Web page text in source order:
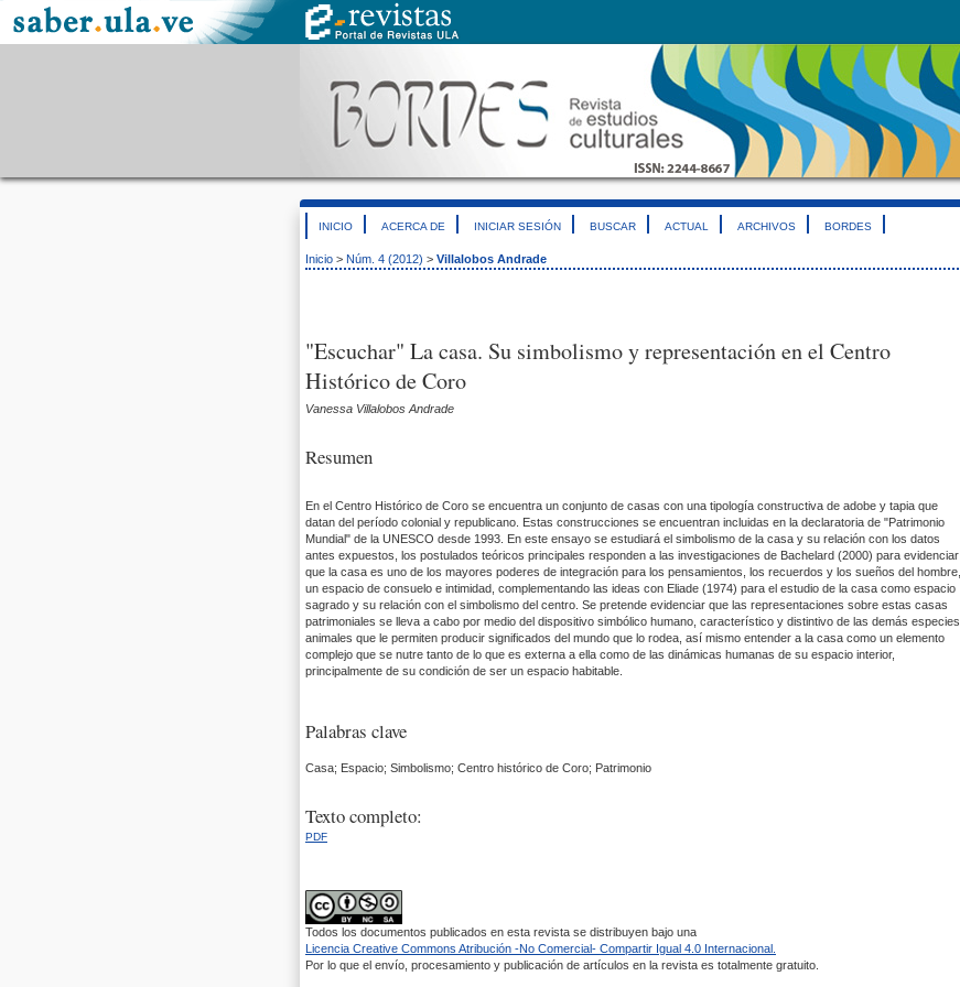
INICIO ACERCA DE INICIAR SESIÓN BUSCAR ACTUAL ARCHIVOS BORDES
Inicio > Núm. 4 (2012) > Villalobos Andrade
"Escuchar" La casa. Su simbolismo y representación en el Centro
Histórico de Coro
Vanessa Villalobos Andrade
Resumen
En el Centro Histórico de Coro se encuentra un conjunto de casas con una tipología constructiva de adobe y tapia que
datan del período colonial y republicano. Estas construcciones se encuentran incluidas en la declaratoria de "Patrimonio
Mundial" de la UNESCO desde 1993. En este ensayo se estudiará el simbolismo de la casa y su relación con los datos
antes expuestos, los postulados teóricos principales responden a las investigaciones de Bachelard (2000) para evidenciar
que la casa es uno de los mayores poderes de integración para los pensamientos, los recuerdos y los sueños del hombre,
un espacio de consuelo e intimidad, complementando las ideas con Eliade (1974) para el estudio de la casa como espacio
sagrado y su relación con el simbolismo del centro. Se pretende evidenciar que las representaciones sobre estas casas
patrimoniales se lleva a cabo por medio del dispositivo simbólico humano, característico y distintivo de las demás especies
animales que le permiten producir significados del mundo que lo rodea, así mismo entender a la casa como un elemento
complejo que se nutre tanto de lo que es externa a ella como de las dinámicas humanas de su espacio interior,
principalmente de su condición de ser un espacio habitable.
Palabras clave
Casa; Espacio; Simbolismo; Centro histórico de Coro; Patrimonio
Texto completo:
PDF
Todos los documentos publicados en esta revista se distribuyen bajo una
Licencia Creative Commons Atribución -No Comercial- Compartir Igual 4.0 Internacional.
Por lo que el envío, procesamiento y publicación de artículos en la revista es totalmente gratuito.